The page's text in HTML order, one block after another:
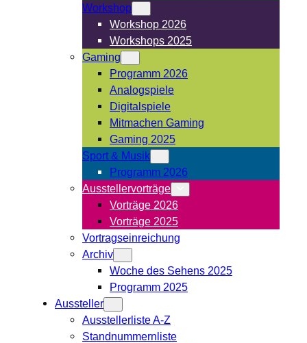
Workshop
Workshop 2026
Workshops 2025
Gaming
Programm 2026
Analogspiele
Digitalspiele
Mitmachen Gaming
Gaming 2025
Sport & Musik
Programm 2026
Ausstellervorträge
Vorträge 2026
Vorträge 2025
Vortragseinreichung
Archiv
Woche des Sehens 2025
Programm 2025
Aussteller
Ausstellerliste A-Z
Standnummernliste